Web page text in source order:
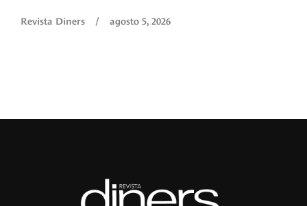
Revista Diners / agosto 5, 2026